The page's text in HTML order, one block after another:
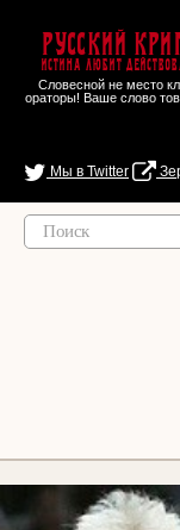
Русский
Истина любит
Словесной не место
ораторы! Ваше слово
Мы в Twitter